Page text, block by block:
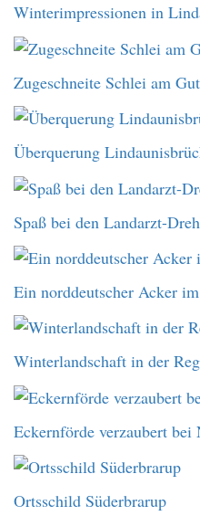
Winterimpressionen in
Zugeschneite Schlei am
Überquerung
Spaß bei den Landarzt-
Ein norddeutscher Acker
Winterlandschaft in der
Eckernförde verzaubert bei
Ortsschild Süderbrarup